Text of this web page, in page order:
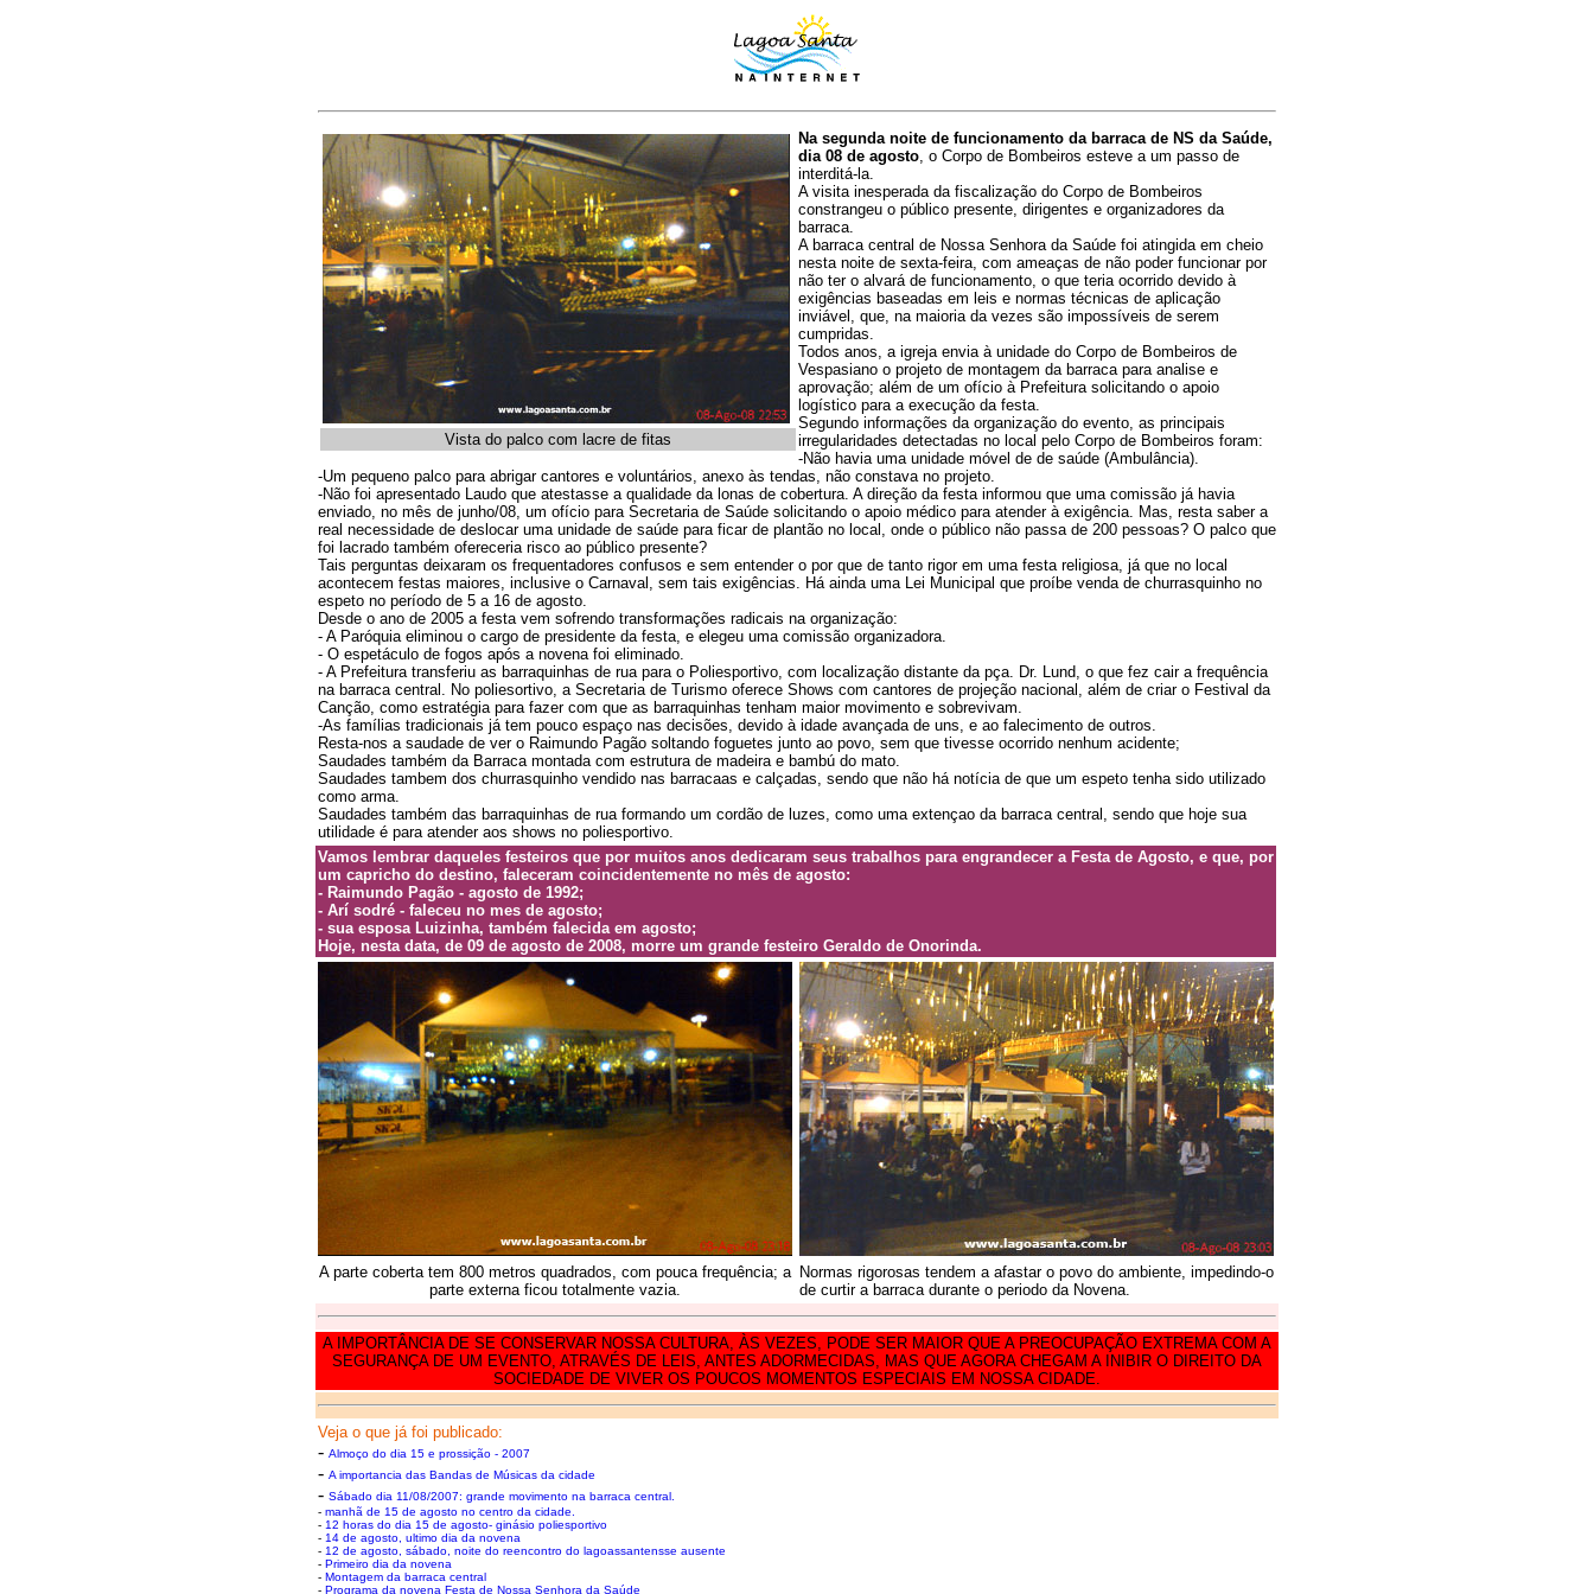
Vista do palco com lacre de fitas
Na segunda noite de funcionamento da barraca de NS da Saúde,
dia 08 de agosto, o Corpo de Bombeiros esteve a um passo de
interditá-la.
A visita inesperada da fiscalização do Corpo de Bombeiros
constrangeu o público presente, dirigentes e organizadores da
barraca.
A barraca central de Nossa Senhora da Saúde foi atingida em cheio
nesta noite de sexta-feira, com ameaças de não poder funcionar por
não ter o alvará de funcionamento, o que teria ocorrido devido à
exigências baseadas em leis e normas técnicas de aplicação
inviável, que, na maioria da vezes são impossíveis de serem
cumpridas.
Todos anos, a igreja envia à unidade do Corpo de Bombeiros de
Vespasiano o projeto de montagem da barraca para analise e
aprovação; além de um ofício à Prefeitura solicitando o apoio
logístico para a execução da festa.
Segundo informações da organização do evento, as principais
irregularidades detectadas no local pelo Corpo de Bombeiros foram:
-Não havia uma unidade móvel de de saúde (Ambulância).
-Um pequeno palco para abrigar cantores e voluntários, anexo às tendas, não constava no projeto.
-Não foi apresentado Laudo que atestasse a qualidade da lonas de cobertura. A direção da festa informou que uma comissão já havia
enviado, no mês de junho/08, um ofício para Secretaria de Saúde solicitando o apoio médico para atender à exigência. Mas, resta saber a
real necessidade de deslocar uma unidade de saúde para ficar de plantão no local, onde o público não passa de 200 pessoas? O palco que
foi lacrado também ofereceria risco ao público presente?
Tais perguntas deixaram os frequentadores confusos e sem entender o por que de tanto rigor em uma festa religiosa, já que no local
acontecem festas maiores, inclusive o Carnaval, sem tais exigências. Há ainda uma Lei Municipal que proíbe venda de churrasquinho no
espeto no período de 5 a 16 de agosto.
Desde o ano de 2005 a festa vem sofrendo transformações radicais na organização:
- A Paróquia eliminou o cargo de presidente da festa, e elegeu uma comissão organizadora.
- O espetáculo de fogos após a novena foi eliminado.
- A Prefeitura transferiu as barraquinhas de rua para o Poliesportivo, com localização distante da pça. Dr. Lund, o que fez cair a frequência
na barraca central. No poliesortivo, a Secretaria de Turismo oferece Shows com cantores de projeção nacional, além de criar o Festival da
Canção, como estratégia para fazer com que as barraquinhas tenham maior movimento e sobrevivam.
-As famílias tradicionais já tem pouco espaço nas decisões, devido à idade avançada de uns, e ao falecimento de outros.
Resta-nos a saudade de ver o Raimundo Pagão soltando foguetes junto ao povo, sem que tivesse ocorrido nenhum acidente;
Saudades também da Barraca montada com estrutura de madeira e bambú do mato.
Saudades tambem dos churrasquinho vendido nas barracaas e calçadas, sendo que não há notícia de que um espeto tenha sido utilizado
como arma.
Saudades também das barraquinhas de rua formando um cordão de luzes, como uma extençao da barraca central, sendo que hoje sua
utilidade é para atender aos shows no poliesportivo.
Vamos lembrar daqueles festeiros que por muitos anos dedicaram seus trabalhos para engrandecer a Festa de Agosto, e que, por
um capricho do destino, faleceram coincidentemente no mês de agosto:
- Raimundo Pagão - agosto de 1992;
- Arí sodré - faleceu no mes de agosto;
- sua esposa Luizinha, também falecida em agosto;
Hoje, nesta data, de 09 de agosto de 2008, morre um grande festeiro Geraldo de Onorinda.
A parte coberta tem 800 metros quadrados, com pouca frequência; a
parte externa ficou totalmente vazia.
Normas rigorosas tendem a afastar o povo do ambiente, impedindo-o
de curtir a barraca durante o periodo da Novena.
A IMPORTÂNCIA DE SE CONSERVAR NOSSA CULTURA, ÀS VEZES, PODE SER MAIOR QUE A PREOCUPAÇÃO EXTREMA COM A
SEGURANÇA DE UM EVENTO, ATRAVÉS DE LEIS, ANTES ADORMECIDAS, MAS QUE AGORA CHEGAM A INIBIR O DIREITO DA
SOCIEDADE DE VIVER OS POUCOS MOMENTOS ESPECIAIS EM NOSSA CIDADE.
Veja o que já foi publicado:
- Almoço do dia 15 e prossição - 2007
- A importancia das Bandas de Músicas da cidade
- Sábado dia 11/08/2007: grande movimento na barraca central.
- manhã de 15 de agosto no centro da cidade.
- 12 horas do dia 15 de agosto- ginásio poliesportivo
- 14 de agosto, ultimo dia da novena
- 12 de agosto, sábado, noite do reencontro do lagoassantensse ausente
- Primeiro dia da novena
- Montagem da barraca central
- Programa da novena Festa de Nossa Senhora da Saúde